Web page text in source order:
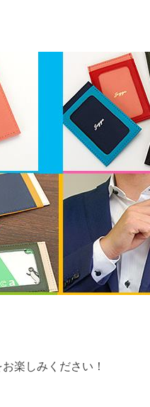
楽しみください！